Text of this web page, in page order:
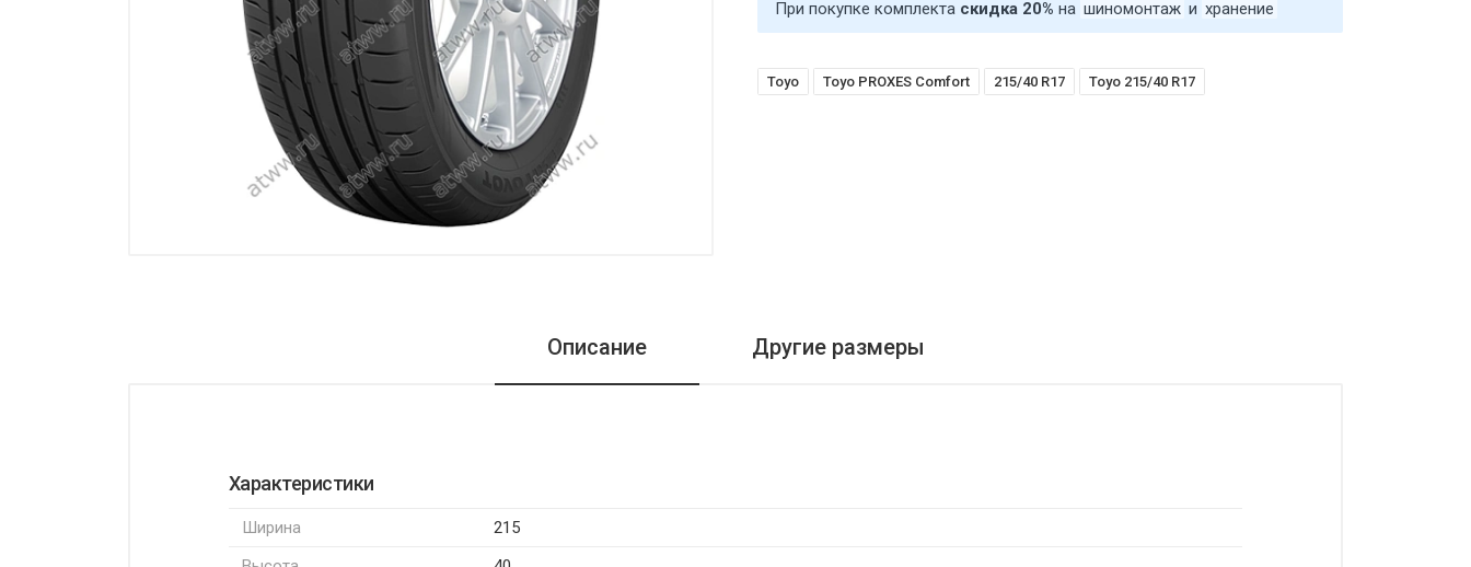
При покупке комплекта скидка 20% на шиномонтаж и хранение
Toyo Toyo PROXES Comfort 215/40 R17 Toyo 215/40 R17
Описание Другие размеры
Характеристики
Ширина
215